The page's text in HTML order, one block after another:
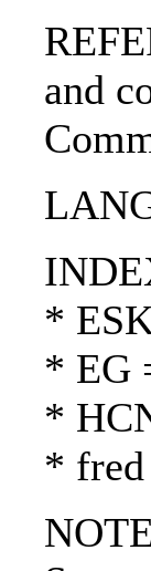
and
*
* EG
*
* fred